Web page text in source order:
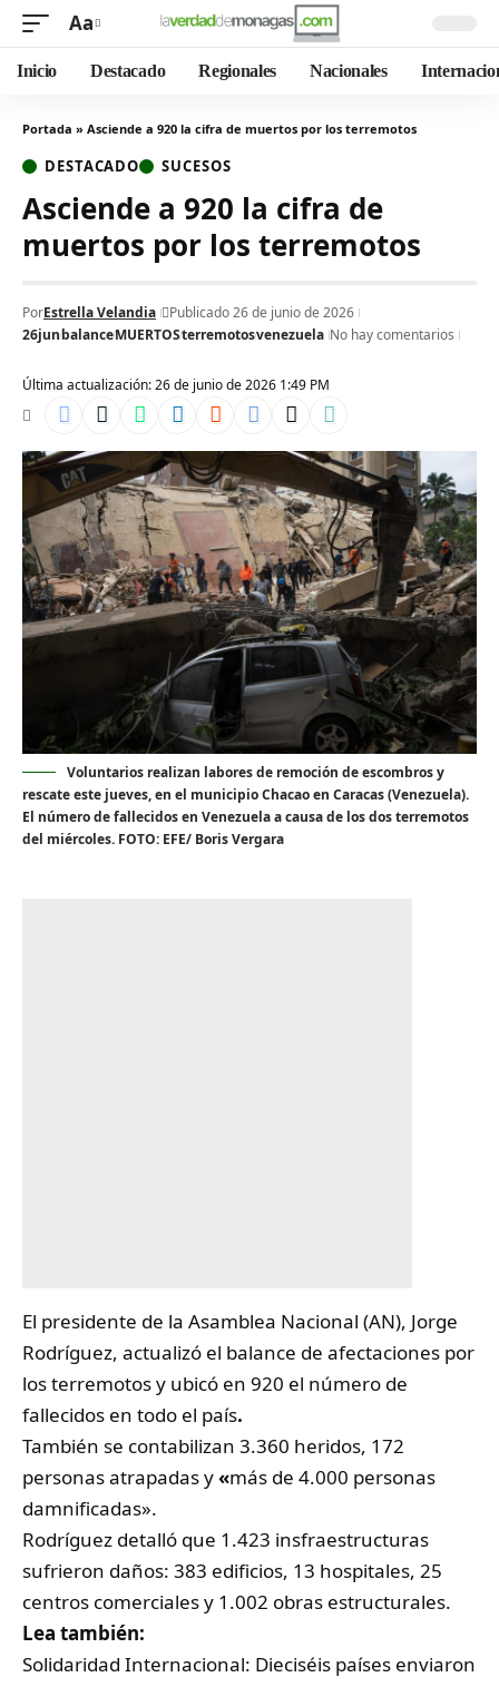
Aa
Inicio Destacado Regionales Nacionales
Portada » Asciende a 920 la cifra de muertos por los terremotos
DESTACADO SUCESOS
Asciende a 920 la cifra de
muertos por los terremotos
Última actualización: 26 de junio de 2026 1:49 PM
PorEstrella Velandia
Publicado 26 de junio de 2026
26junbalanceMUERTOSterremotosvenezuela No hay comentarios
Voluntarios realizan labores de remoción de escombros y
rescate este jueves, en el municipio Chacao en Caracas (Venezuela).
El número de fallecidos en Venezuela a causa de los dos terremotos
del miércoles. FOTO: EFE/ Boris Vergara
El presidente de la Asamblea Nacional (AN), Jorge
Rodríguez, actualizó el balance de afectaciones por
los terremotos y ubicó en 920 el número de
fallecidos en todo el país.
También se contabilizan 3.360 heridos, 172
personas atrapadas y«más de 4.000 personas
damnificadas».
Rodríguez detalló que 1.423 insfraestructuras
sufrieron daños: 383 edificios, 13 hospitales, 25
centros comerciales y 1.002 obras estructurales.
Lea también:
Solidaridad Internacional: Dieciséis países enviaron